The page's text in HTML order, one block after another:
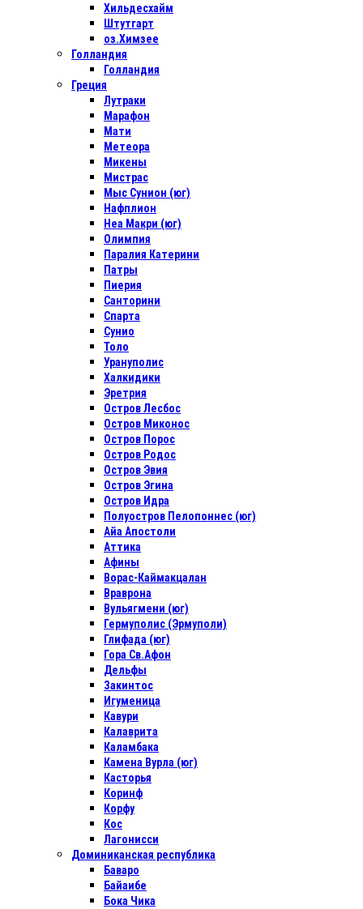
Хильдесхайм
Штутгарт
оз.Химзее
Голландия
Голландия
Греция
Лутраки
Марафон
Мати
Метеора
Микены
Мистрас
Мыс Сунион (юг)
Нафплион
Неа Макри (юг)
Олимпия
Паралия Катерини
Патры
Пиерия
Санторини
Спарта
Сунио
Толо
Урануполис
Халкидики
Эретрия
Остров Лесбос
Остров Миконос
Остров Порос
Остров Родос
Остров Эвия
Остров Эгина
Остров Идра
Полуостров Пелопоннес (юг)
Айа Апостоли
Аттика
Афины
Ворас-Каймакцалан
Враврона
Вульягмени (юг)
Гермуполис (Эрмуполи)
Глифада (юг)
Гора Св.Афон
Дельфы
Закинтос
Игуменица
Кавури
Калаврита
Каламбака
Камена Вурла (юг)
Касторья
Коринф
Корфу
Кос
Лагонисси
Доминиканская республика
Баваро
Байаибе
Бока Чика